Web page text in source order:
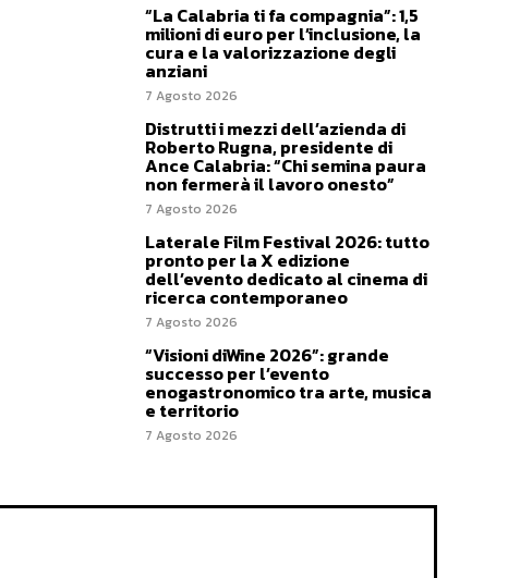
“La Calabria ti fa compagnia”: 1,5
milioni di euro per l’inclusione, la
cura e la valorizzazione degli
anziani
7 Agosto 2026
Distrutti i mezzi dell’azienda di
Roberto Rugna, presidente di
Ance Calabria: “Chi semina paura
non fermerà il lavoro onesto”
7 Agosto 2026
Laterale Film Festival 2026: tutto
pronto per la X edizione
dell’evento dedicato al cinema di
ricerca contemporaneo
7 Agosto 2026
“Visioni diWine 2026”: grande
successo per l’evento
enogastronomico tra arte, musica
e territorio
7 Agosto 2026